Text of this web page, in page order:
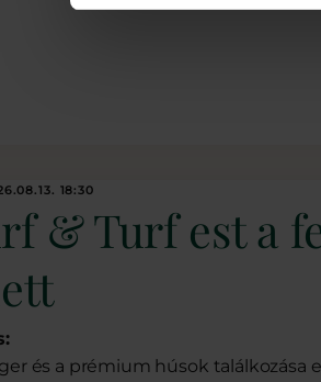
18:30
& Turf est a
és a prémium húsok találkozása